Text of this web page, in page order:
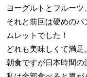
ヨーグルトとフルーツ
それと前回は硬めの
ムレットでした！
どれも美味しくて満足
朝食ですが日本時間の